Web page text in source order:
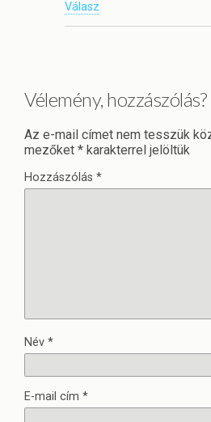
Válasz
Vélemény, hozzászólás?
Az e-mail címet nem tesszük
mezőket * karakterrel jelöltük
Hozzászólás *
Név *
E-mail cím *